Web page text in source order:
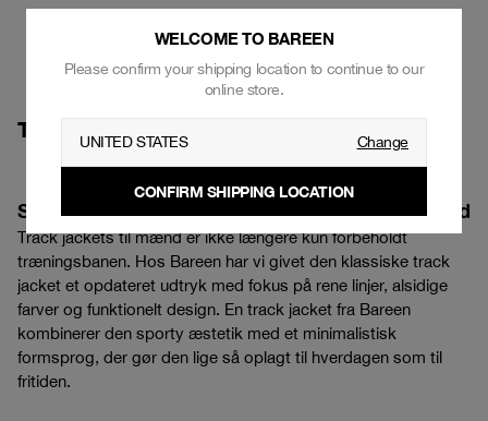
FRIENDS AND FAMILY
TRACK JACKET HERRE
Sporty track jackets med stilrent udtryk til mænd
Track jackets til mænd er ikke længere kun forbeholdt
træningsbanen. Hos Bareen har vi givet den klassiske track
jacket et opdateret udtryk med fokus på rene linjer, alsidige
farver og funktionelt design. En track jacket fra Bareen
kombinerer den sporty æstetik med et minimalistisk
formsprog, der gør den lige så oplagt til hverdagen som til
fritiden.
WELCOME TO BAREEN
Please confirm your shipping location to continue to our
online store.
UNITED STATES Change
CONFIRM SHIPPING LOCATION